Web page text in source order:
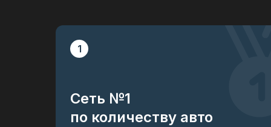
1
Сеть №1
по количеству авто